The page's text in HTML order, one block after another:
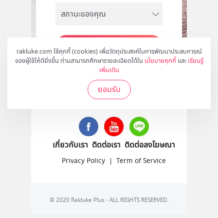
rakluke.com ใช้คุกกี้ (cookies) เพื่อวัตถุประสงค์ในการพัฒนาประสบการณ์
ของผู้ใช้ให้ดียิ่งขึ้น ท่านสามารถศึกษารายละเอียดได้ใน นโยบายคุกกี้ และ เรียนรู้
เพิ่มเติม
ยอมรับ
สมัคร
ติดตามเราได้ที่
เกี่ยวกับเรา ติดต่อเรา ติดต่อลงโฆษณา
Privacy Policy | Term of Service
© 2020 Rakluke Plus - ALL RIGHTS RESERVED.